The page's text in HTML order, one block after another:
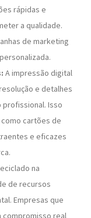
rápidas e
a qualidade.
de marketing
A impressão digital
e detalhes
profissional. Isso
cartões de
e eficazes
na
de recursos
Empresas que
compromisso real